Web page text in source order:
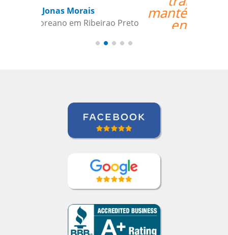
mantém envolvidos e
encorajados a
continuar o nosso
objetivo de aprender